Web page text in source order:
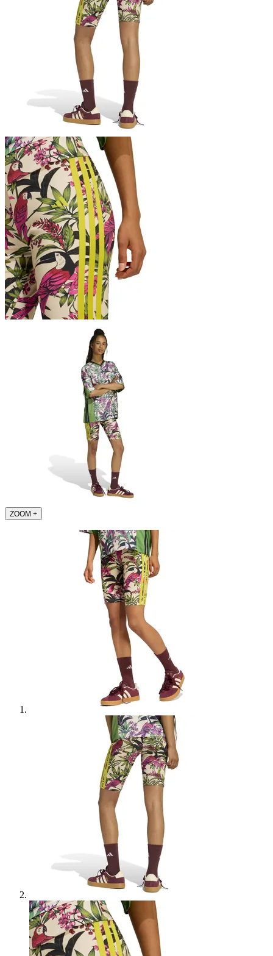
ZOOM +